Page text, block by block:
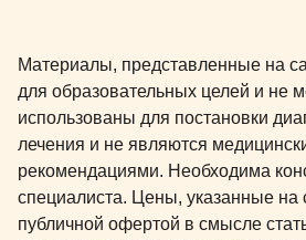
Материалы, представленные на
для образовательных целей и не
использованы для постановки
лечения и не являются
рекомендациями. Необходима
специалиста. Цены, указанные на
публичной офертой в смысле